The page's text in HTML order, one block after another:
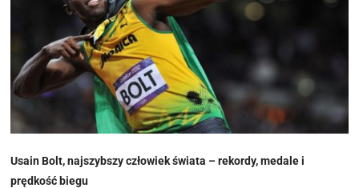
Usain Bolt, najszybszy człowiek świata – rekordy, medale i
prędkość biegu